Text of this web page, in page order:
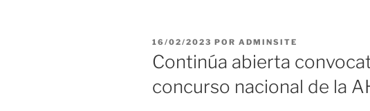
PUBLICADO
16/02/2023 POR ADMINSITE
Continúa abierta
concurso nacional de la